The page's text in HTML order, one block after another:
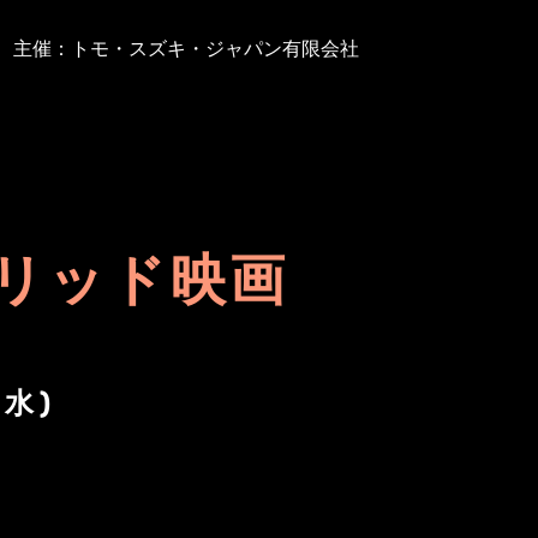
主催：トモ・スズキ・ジャパン有限会社
ッド映画
)